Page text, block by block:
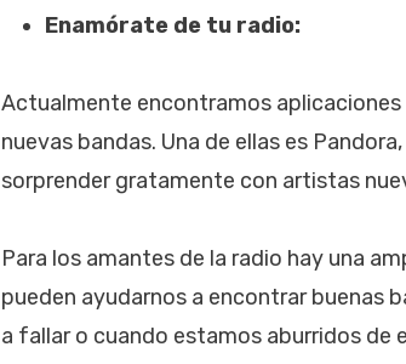
Enamórate de tu radio:
Actualmente encontramos
nuevas bandas. Una de ellas es
sorprender gratamente con artistas
Para los amantes de la radio hay una
pueden ayudarnos a encontrar buenas
a fallar o cuando estamos aburridos de